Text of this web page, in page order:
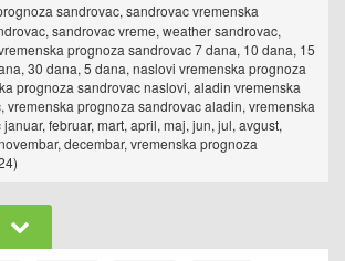
sandrovac, sandrovac vremenska
sandrovac vreme, weather sandrovac,
prognoza sandrovac 7 dana, 10 dana, 15
30 dana, 5 dana, naslovi vremenska prognoza
prognoza sandrovac naslovi, aladin vremenska
vremenska prognoza sandrovac aladin, vremenska
februar, mart, april, maj, jun, jul, avgust,
decembar, vremenska prognoza